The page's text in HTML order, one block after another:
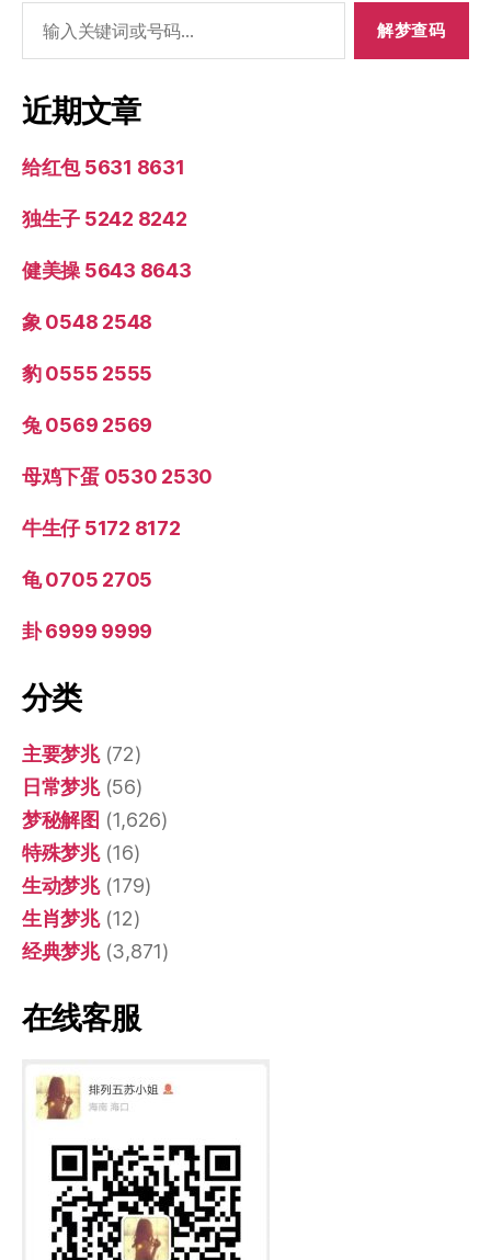
索：
近期文章
给红包 5631 8631
独生子 5242 8242
健美操 5643 8643
象 0548 2548
豹 0555 2555
兔 0569 2569
母鸡下蛋 0530 2530
牛生仔 5172 8172
龟 0705 2705
卦 6999 9999
分类
主要梦兆(72)
日常梦兆(56)
梦秘解图 (1,626)
特殊梦兆(16)
生动梦兆(179)
生肖梦兆(12)
经典梦兆(3,871)
在线客服